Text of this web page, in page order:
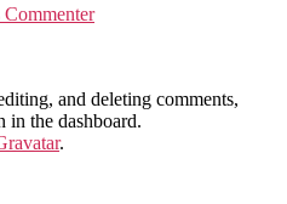
Commenter
and deleting comments,
in the dashboard.
.